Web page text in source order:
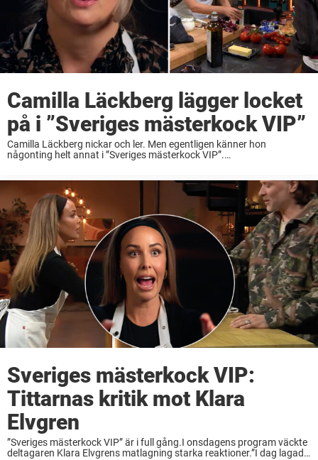
Camilla Läckberg lägger locket
på i ”Sveriges mästerkock VIP”
Camilla Läckberg nickar och ler. Men egentligen känner hon
någonting helt annat i ”Sveriges mästerkock VIP”.
kändisversionen av amatörkocktävlingen – är ...
Sveriges mästerkock VIP:
Tittarnas kritik mot Klara
Elvgren
”Sveriges mästerkock VIP” är i full gång.I onsdagens program väckte
deltagaren Klara Elvgrens matlagning starka reaktioner.”I dag lagade